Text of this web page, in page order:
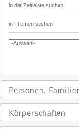
in der Zeitleiste suchen
in Themen suchen